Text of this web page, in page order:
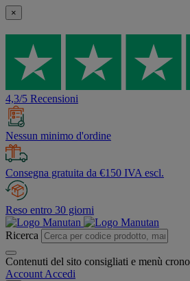
×
4,3/5 Recensioni
Nessun minimo d'ordine
Consegna gratuita da €150 IVA escl.
Reso entro 30 giorni
Ricerca
Contenuti del sito consigliati e menù
Account Accedi